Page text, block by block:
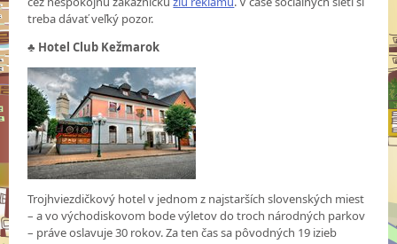
treba dávať veľký pozor.
♣ Hotel Club Kežmarok
Trojhviezdičkový hotel v jednom z najstarších slovenských miest
– a vo východiskovom bode výletov do troch národných parkov
– práve oslavuje 30 rokov. Za ten čas sa pôvodných 19 izieb